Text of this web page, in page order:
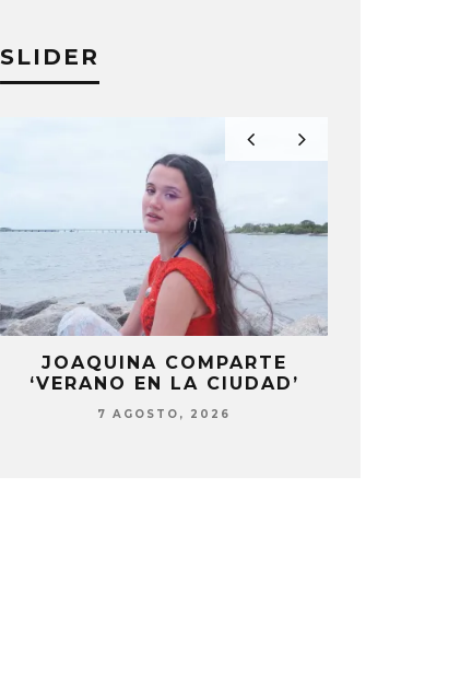
SLIDER
JOAQUINA COMPARTE
‘VERANO EN LA CIUDAD’
7 AGOSTO, 2026